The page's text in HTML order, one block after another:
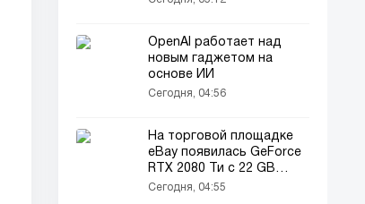
OpenAI работает над
новым гаджетом на
основе ИИ
Сегодня, 04:56
На торговой площадке
eBay появилась GeForce
RTX 2080 Ти с 22 GB
памяти
Сегодня, 04:55